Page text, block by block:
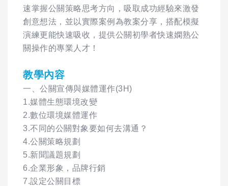
速掌握公關策略思考方向，吸取成功經驗來激發
創意想法，並以實際案例為教案分享，搭配模擬
演練更能快速吸收，提供公關初學者快速嫻熟公
關操作的專業人才！
教學內容
一、公關宣傳與媒體運作(3H)
1.媒體生態環境改變
2.數位環境媒體運作
3.不同的公關對象要如何去溝通？
4.公關策略規劃
5.新聞議題規劃
6.企業形象，品牌行銷
7.設定公關目標